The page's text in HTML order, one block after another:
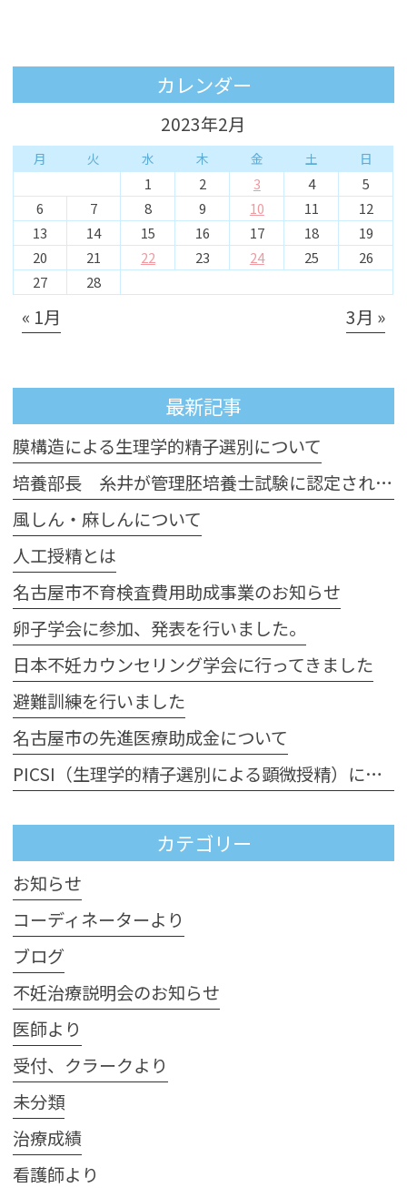
カレンダー
2023年2月
月 火 水 木 金 土 日
1 2 3 4
5
6
7 8 9 10 11
12
13
14 15 16 17 18
19
20
21 22 23 24 25
26
27
28
« 1月 3月 »
最新記事
膜構造による生理学的精子選別について
培養部長 糸井が管理胚培養士試験に認定されました
風しん・麻しんについて
人工授精とは
名古屋市不育検査費用助成事業のお知らせ
卵子学会に参加、発表を行いました。
日本不妊カウンセリング学会に行ってきました
避難訓練を行いました
名古屋市の先進医療助成金について
PICSI（生理学的精子選別による顕微授精）について
カテゴリー
お知らせ
コーディネーターより
ブログ
不妊治療説明会のお知らせ
医師より
受付、クラークより
未分類
治療成績
看護師より